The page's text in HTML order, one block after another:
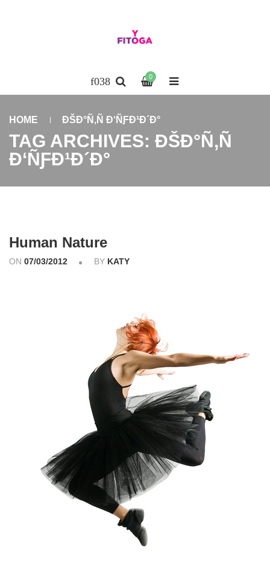
0
HOME ÐŠÐ°Ñ‚Ñ Ð‘ÑƑÐ¹Ð´Ð°
TAG ARCHIVES: ÐŠÐ°Ñ‚Ñ
Ð‘ÑƑÐ¹Ð´Ð°
Human Nature
ON 07/03/2012 BY KATY